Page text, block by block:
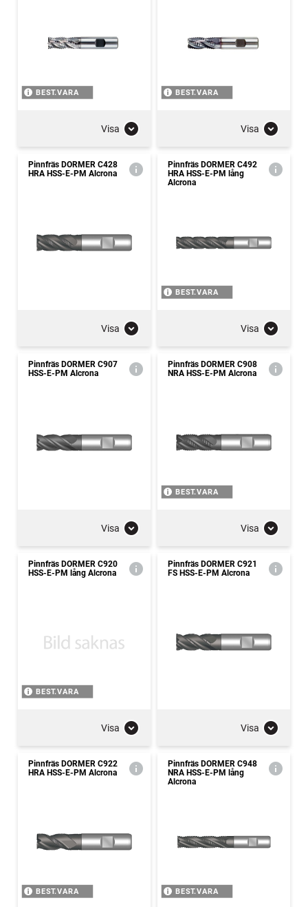
BEST.VARA
Visa
BEST.VARA
Visa
Pinnfräs DORMER C428
HRA HSS-E-PM Alcrona
Visa
Pinnfräs DORMER C492
HRA HSS-E-PM lång
Alcrona
BEST.VARA
Visa
Pinnfräs DORMER C907
HSS-E-PM Alcrona
Visa
Pinnfräs DORMER C908
NRA HSS-E-PM Alcrona
BEST.VARA
Visa
Pinnfräs DORMER C920
HSS-E-PM lång Alcrona
BEST.VARA
Visa
Pinnfräs DORMER C921
FS HSS-E-PM Alcrona
Visa
Pinnfräs DORMER C922
HRA HSS-E-PM Alcrona
BEST.VARA
Pinnfräs DORMER C948
NRA HSS-E-PM lång
Alcrona
BEST.VARA